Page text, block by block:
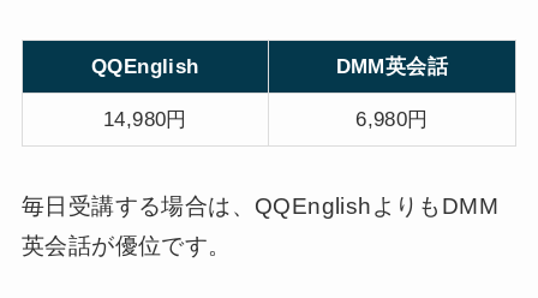
QQEnglish DMM英会話
14,980円 6,980円
毎日受講する場合は、QQEnglishよりもDMM
英会話が優位です。